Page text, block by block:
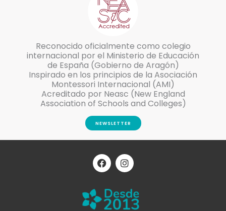
Reconocido oficialmente como colegio
internacional por el Ministerio de Educación
de España (Gobierno de Aragón)
Inspirado en los principios de la Asociación
Montessori Internacional (AMI)
Acreditado por Neasc (New England
Association of Schools and Colleges)
NEWSLETTER
F
a
c
b
o
I
n
s
a
g